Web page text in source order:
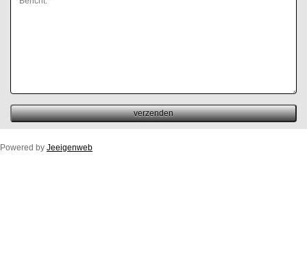
Powered by Jeeigenweb